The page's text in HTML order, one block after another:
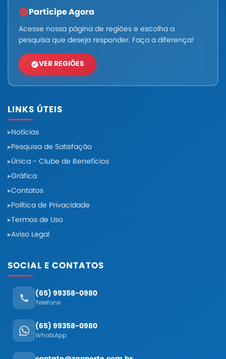
Participe Agora
Acesse nossa página de regiões e escolha a
pesquisa que deseja responder. Faça a diferença!
VER REGIÕES
LINKS ÚTEIS
Notícias
Pesquisa de Satisfação
Única - Clube de Benefícios
Gráfica
Contatos
Política de Privacidade
Termos de Uso
Aviso Legal
SOCIAL E CONTATOS
(65) 99358-0980
Telefone
(65) 99358-0980
WhatsApp